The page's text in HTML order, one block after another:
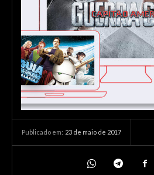
Publicado em: 23 de maio de 2017